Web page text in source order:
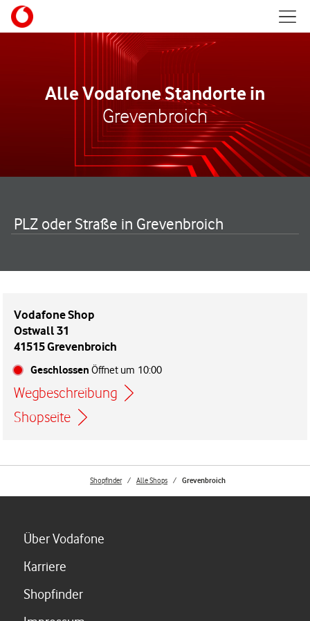
Skip to content
Alle Vodafone Standorte in
Grevenbroich
PLZ oder Straße in Grevenbroich
Vodafone Shop
Ostwall 31
41515 Grevenbroich
Geschlossen Öffnet um 10:00
Wegbeschreibung
Link öffnet in einem neuen Tab
Shopseite
Shopfinder Alle Shops Grevenbroich
Über Vodafone
Karriere
ShopfinderLink öffnet in einem neuen Tab